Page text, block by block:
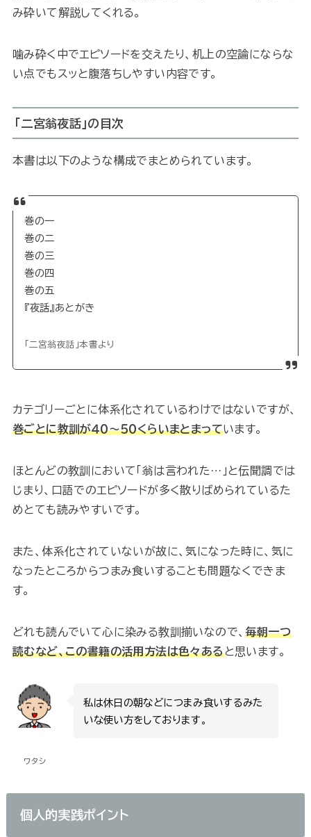
み砕いて解説してくれる。
噛み砕く中でエピソードを交えたり、机上の空論にならな
い点でもスッと腹落ちしやすい内容です。
「二宮翁夜話」の目次
本書は以下のような構成でまとめられています。
巻の一
巻の二
巻の三
巻の四
巻の五
『夜話』あとがき
「二宮翁夜話」本書より
カテゴリーごとに体系化されているわけではないですが、
巻ごとに教訓が４０～５０くらいまとまっています。
ほとんどの教訓において「翁は言われた…」と伝聞調では
じまり、口語でのエピソードが多く散りばめられているた
めとても読みやすいです。
また、体系化されていないが故に、気になった時に、気に
なったところからつまみ食いすることも問題なくできま
す。
どれも読んでいて心に染みる教訓揃いなので、毎朝一つ
読むなど、この書籍の活用方法は色々あると思います。
ワタシ
私は休日の朝などにつまみ食いするみた
いな使い方をしております。
個人的実践ポイント